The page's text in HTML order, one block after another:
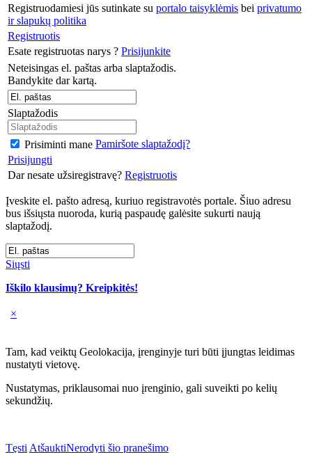
Registruodamiesi jūs sutinkate su portalo taisyklėmis bei privatumo
ir slapukų politika
Registruotis
Esate registruotas narys ? Prisijunkite
Neteisingas el. paštas arba slaptažodis.
Bandykite dar kartą.
Slaptažodis
Prisiminti mane Pamiršote slaptažodį?
Prisijungti
Dar nesate užsiregistravę? Registruotis
Įveskite el. pašto adresą, kuriuo registravotės portale. Šiuo adresu
bus išsiųsta nuoroda, kurią paspaudę galėsite sukurti naują
slaptažodį.
Siųsti
Iškilo klausimų? Kreipkitės!
×
Tam, kad veiktų Geolokacija, įrenginyje turi būti įjungtas leidimas
nustatyti vietovę.
Nustatymas, priklausomai nuo įrenginio, gali suveikti po kelių
sekundžių.
Tęsti AtšauktiNerodyti šio pranešimo